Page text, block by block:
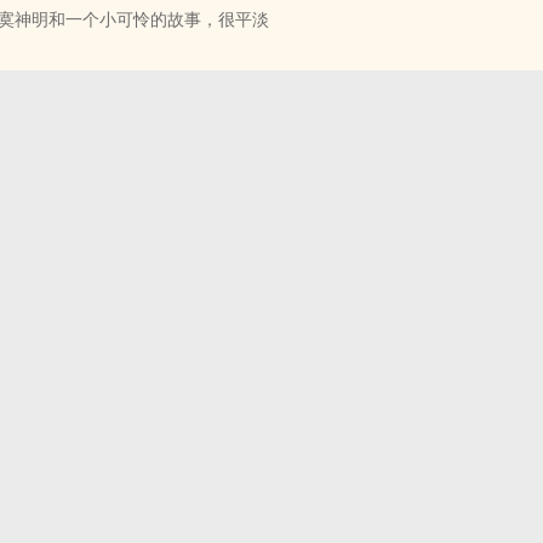
神明和一个小可怜的故事，很平淡